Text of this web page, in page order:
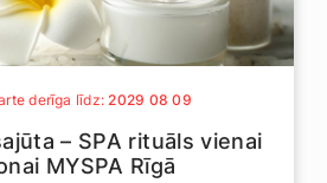
derīga līdz: 2029 08 09
– SPA rituāls vienai
MYSPA Rīgā